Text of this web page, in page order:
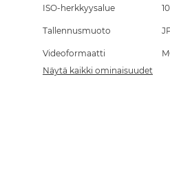
ISO-herkkyysalue
Tallennusmuoto
Videoformaatti
Näytä kaikki ominaisuudet